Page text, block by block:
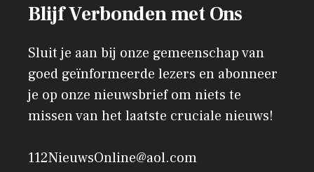
Blijf Verbonden met Ons
Sluit je aan bij onze gemeenschap van
goed geïnformeerde lezers en abonneer
je op onze nieuwsbrief om niets te
missen van het laatste cruciale nieuws!
112NieuwsOnline@aol.com